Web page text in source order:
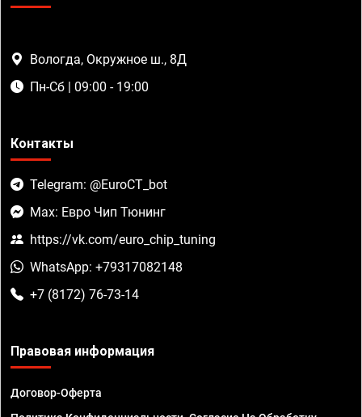
Вологда, Окружное ш., 8Д
Пн-Сб | 09:00 - 19:00
Контакты
Telegram: @EuroCT_bot
Max: Евро Чип Тюнинг
https://vk.com/euro_chip_tuning
WhatsApp: +79317082148
+7 (8172) 76-73-14
Правовая информация
Договор-Оферта